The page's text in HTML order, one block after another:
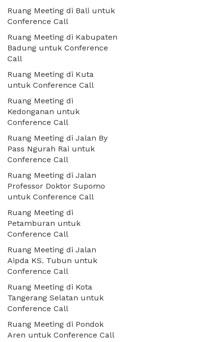
Ruang Meeting di Bali untuk
Conference Call
Ruang Meeting di Kabupaten
Badung untuk Conference
Call
Ruang Meeting di Kuta
untuk Conference Call
Ruang Meeting di
Kedonganan untuk
Conference Call
Ruang Meeting di Jalan By
Pass Ngurah Rai untuk
Conference Call
Ruang Meeting di Jalan
Professor Doktor Supomo
untuk Conference Call
Ruang Meeting di
Petamburan untuk
Conference Call
Ruang Meeting di Jalan
Aipda KS. Tubun untuk
Conference Call
Ruang Meeting di Kota
Tangerang Selatan untuk
Conference Call
Ruang Meeting di Pondok
Aren untuk Conference Call